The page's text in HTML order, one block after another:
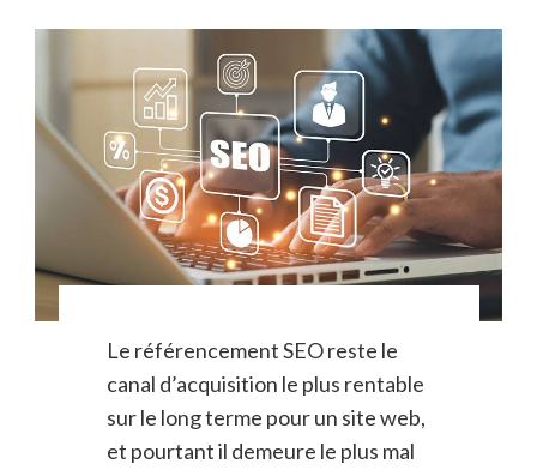
Le référencement SEO reste le
canal d’acquisition le plus rentable
sur le long terme pour un site web,
et pourtant il demeure le plus mal